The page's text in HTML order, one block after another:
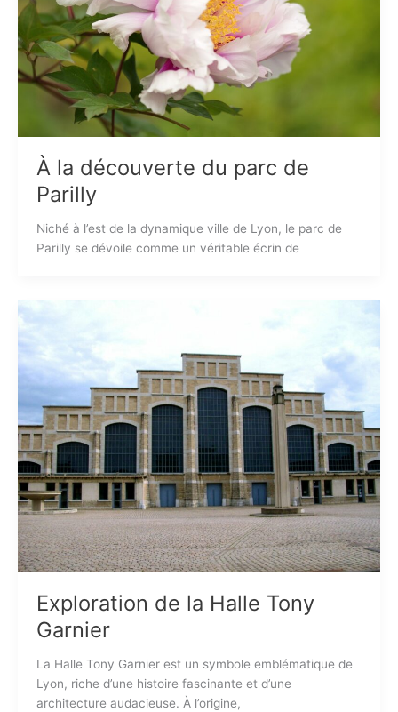
À la découverte du parc de
Parilly
Niché à l’est de la dynamique ville de Lyon, le parc de
Parilly se dévoile comme un véritable écrin de
Exploration de la Halle Tony
Garnier
La Halle Tony Garnier est un symbole emblématique de
Lyon, riche d’une histoire fascinante et d’une
architecture audacieuse. À l’origine,